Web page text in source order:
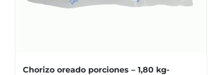
Chorizo oreado porciones – 1,80 kg-